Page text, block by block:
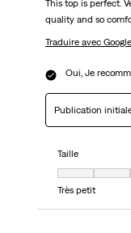
This top is perfect.
quality and so
Traduire avec Google
Oui, Je
Publication
Taille
Taille, 4 sur 7, où
Très petit